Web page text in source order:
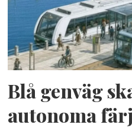
Blå genväg
autonoma